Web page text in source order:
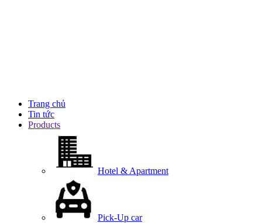
Trang chủ
Tin tức
Products
Hotel & Apartment
Pick-Up car